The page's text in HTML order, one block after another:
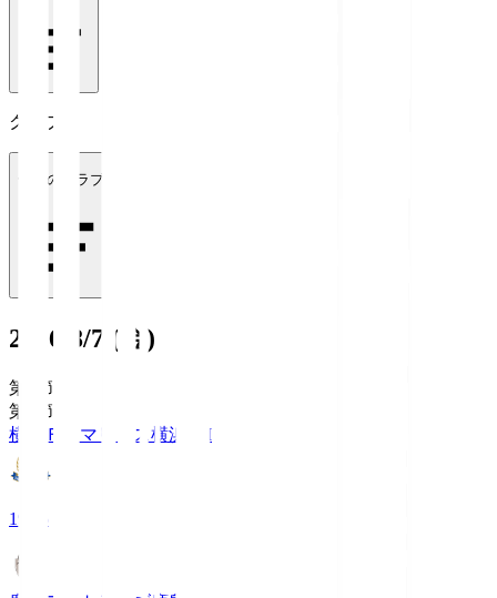
クラブ
全てのクラブ
2026/8/7 (金)
第1節
第1節
横浜Ｆ・マリノス横浜FM
19:25